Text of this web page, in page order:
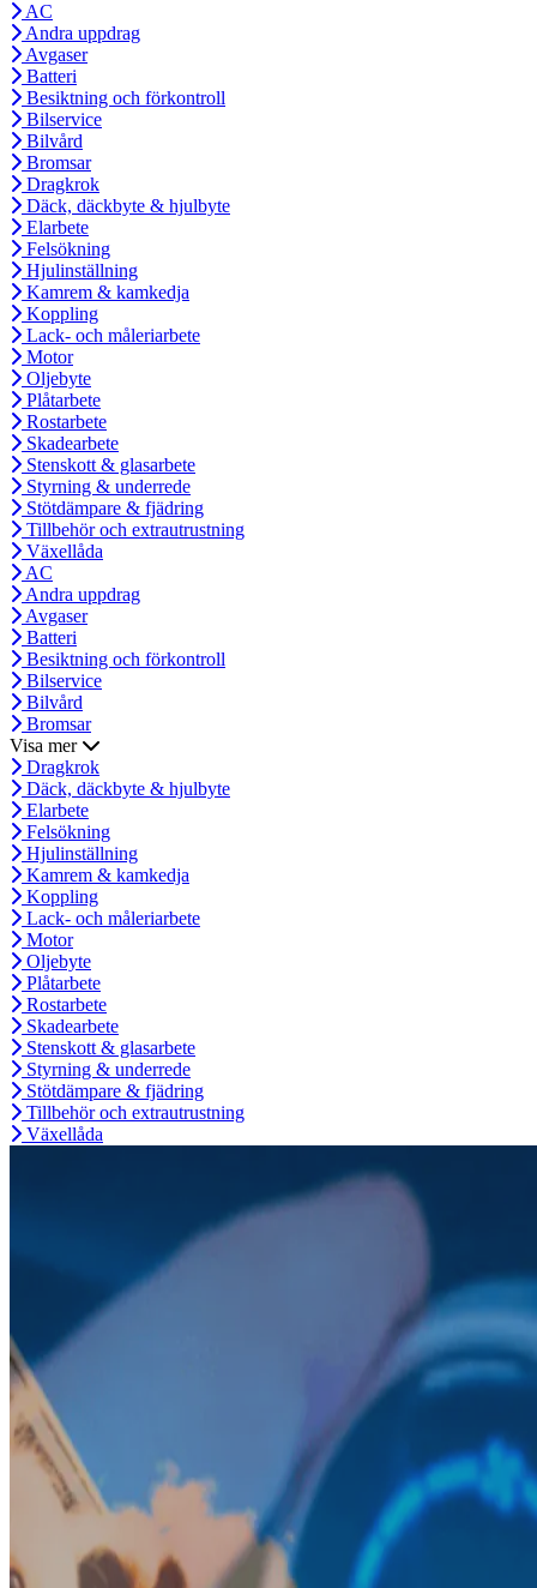
AC
Andra uppdrag
Avgaser
Batteri
Besiktning och förkontroll
Bilservice
Bilvård
Bromsar
Dragkrok
Däck, däckbyte & hjulbyte
Elarbete
Felsökning
Hjulinställning
Kamrem & kamkedja
Koppling
Lack- och måleriarbete
Motor
Oljebyte
Plåtarbete
Rostarbete
Skadearbete
Stenskott & glasarbete
Styrning & underrede
Stötdämpare & fjädring
Tillbehör och extrautrustning
Växellåda
AC
Andra uppdrag
Avgaser
Batteri
Besiktning och förkontroll
Bilservice
Bilvård
Bromsar
Visa mer
Dragkrok
Däck, däckbyte & hjulbyte
Elarbete
Felsökning
Hjulinställning
Kamrem & kamkedja
Koppling
Lack- och måleriarbete
Motor
Oljebyte
Plåtarbete
Rostarbete
Skadearbete
Stenskott & glasarbete
Styrning & underrede
Stötdämpare & fjädring
Tillbehör och extrautrustning
Växellåda